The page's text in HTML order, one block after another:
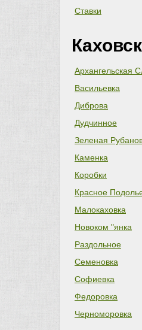
Ставки
Архангельская
Васильевка
Диброва
Дудчинное
Зеленая
Каменка
Коробки
Красное
Малокаховка
Новоком "янка
Раздольное
Семеновка
Софиевка
Федоровка
Черноморовка